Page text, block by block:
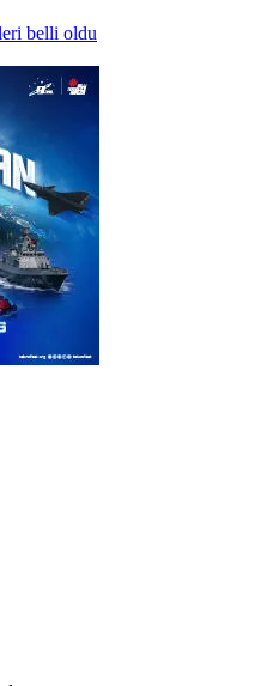
belli oldu